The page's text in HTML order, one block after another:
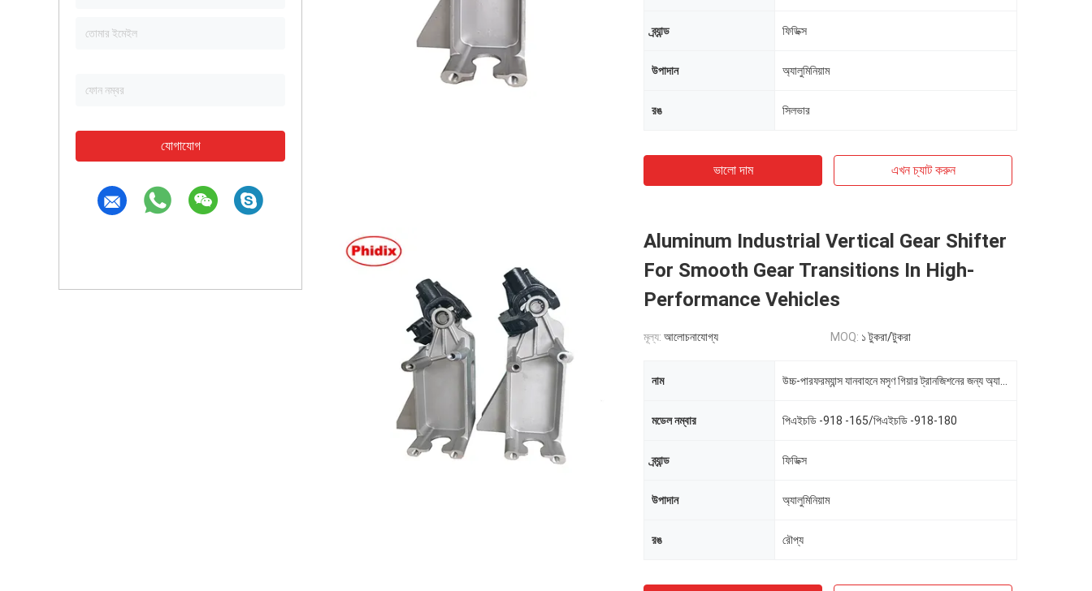
যোগাযোগ
ব্র্যান্ড ফিডিক্স
উপাদান অ্যালুমিনিয়াম
রঙ সিলভার
ভালো দাম এখন চ্যাট করুন
Aluminum Industrial Vertical Gear Shifter
For Smooth Gear Transitions In High-
Performance Vehicles
মূল্য: আলোচনাযোগ্য MOQ: ১ টুকরা/টুকরা
নাম
মডেল নম্বার পিএইচডি -918 -165/পিএইচডি -918-180
ব্র্যান্ড ফিডিক্স
উপাদান অ্যালুমিনিয়াম
রঙ রৌপ্য